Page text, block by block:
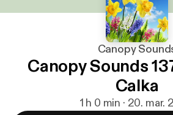
Canopy
Canopy Sounds
Calka
1 h 0 min · 20. mar.